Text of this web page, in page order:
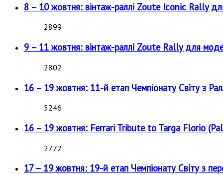
8 – 10 жовтня: вінтаж-раллі Zoute Iconic Rally
2899
9 – 11 жовтня: вінтаж-раллі Zoute Rally для
2802
16 – 19 жовтня: 11-й етап Чемпіонату Світу з
5246
16 – 19 жовтня: Ferrari Tribute to Targa Florio
2772
17 – 19 жовтня: 19-й етап Чемпіонату Світу з